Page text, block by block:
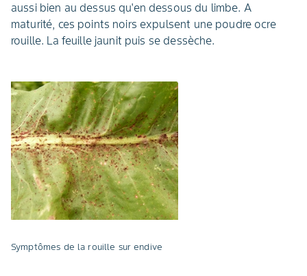
aussi bien au dessus qu'en dessous du limbe. A
maturité, ces points noirs expulsent une poudre ocre
rouille. La feuille jaunit puis se dessèche.
Symptômes de la rouille sur endive